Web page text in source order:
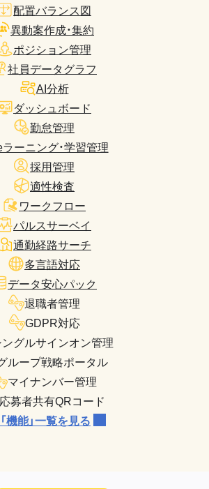
配置バランス図
異動案作成・集約
ポジション管理
社員データグラフ
AI分析
ダッシュボード
勤怠管理
ーニング・学習管理
採用管理
適性検査
ワークフロー
パルスサーベイ
通勤経路サーチ
多言語対応
データ安心パック
退職者管理
GDPR対応
ングルサインオン管理
ループ戦略ポータル
マイナンバー管理
応募者共有QRコード
「機能」一覧を見る